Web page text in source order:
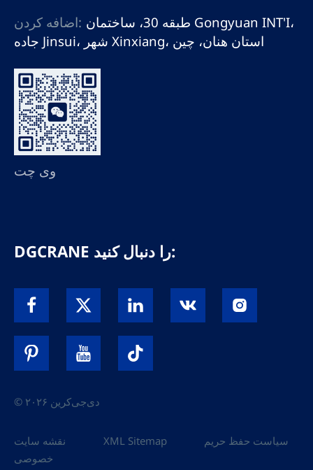
اضافه کردن: طبقه 30، ساختمان Gongyuan INT'I،
جاده Jinsui، شهر Xinxiang، استان هنان، چین
وی چت
DGCRANE را دنبال کنید:
© ۲۰۲۶ دی‌جی‌کرین
نقشه سایت XML Sitemap
سیاست حفظ حریم
خصوصی